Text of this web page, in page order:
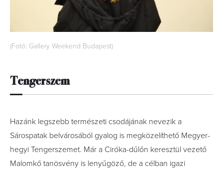
(Fotó: Gallery Weekend Budapest)
Tengerszem
Hazánk legszebb természeti csodájának nevezik a
Sárospatak belvárosából gyalog is megközelíthető Megyer-
hegyi Tengerszemet. Már a Ciróka-dűlőn keresztül vezető
Malomkő tanösvény is lenyűgöző, de a célban igazi